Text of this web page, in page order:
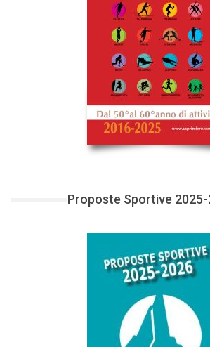
Proposte Sportive 2025-